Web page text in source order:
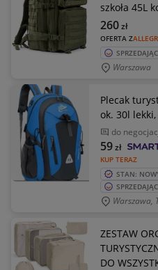
szkoła 45L
OFERTA Z
260zł
Warszawa
Plecak
ok. 30l
do
KUP TERAZ
59zł
STAN:
Warszawa,
ZESTAW
DO